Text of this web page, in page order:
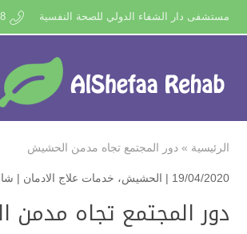
مستشفى دار الشفاء الدولي للصحة النفسية
الرئيسية » دور المجتمع تجاه مدمن الحشيش
19/04/2020 | الحشيش، خدمات علاج الادمان |
دور المجتمع تجاه